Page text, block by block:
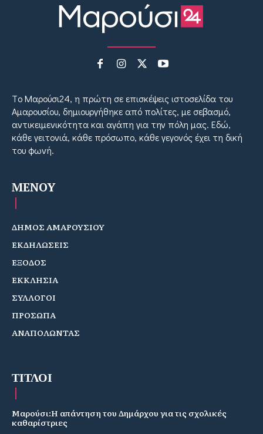
Tο Μαρούσι24, η πρώτη σε επισκέψεις ιστοσελίδα του
Αμαρουσίου, δημιουργήθηκε από πολίτες, με σεβασμό,
αντικειμενικότητα και αγάπη για την πόλη μας. Εδώ,
κάθε γειτονιά, κάθε πρόσωπο, κάθε γεγονός έχει τη δική
του φωνή.
MENOY
ΔΗΜΟΣ ΑΜΑΡΟΥΣΙΟΥ
ΕΚΔΗΛΩΣΕΙΣ
ΕΞΟΔΟΣ
ΕΚΚΛΗΣΙΑ
ΣΥΛΛΟΓΟΙ
ΠΡΟΣΩΠΑ
ΑΝΑΠΟΛΩΝΤΑΣ
ΤΙΤΛΟΙ
Μαρούσι:Η απάντηση του Δημάρχου για τις σχολικές
καθαρίστριες